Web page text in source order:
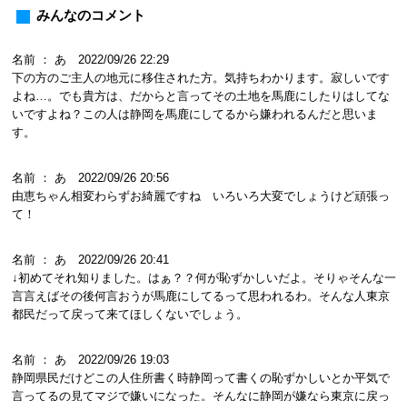
みんなのコメント
名前 ： あ 2022/09/26 22:29
下の方のご主人の地元に移住された方。気持ちわかります。寂しいです
よね…。でも貴方は、だからと言ってその土地を馬鹿にしたりはしてな
いですよね？この人は静岡を馬鹿にしてるから嫌われるんだと思いま
す。
名前 ： あ 2022/09/26 20:56
由恵ちゃん相変わらずお綺麗ですね いろいろ大変でしょうけど頑張っ
て！
名前 ： あ 2022/09/26 20:41
↓初めてそれ知りました。はぁ？？何が恥ずかしいだよ。そりゃそんな一
言言えばその後何言おうが馬鹿にしてるって思われるわ。そんな人東京
都民だって戻って来てほしくないでしょう。
名前 ： あ 2022/09/26 19:03
静岡県民だけどこの人住所書く時静岡って書くの恥ずかしいとか平気で
言ってるの見てマジで嫌いになった。そんなに静岡が嫌なら東京に戻っ